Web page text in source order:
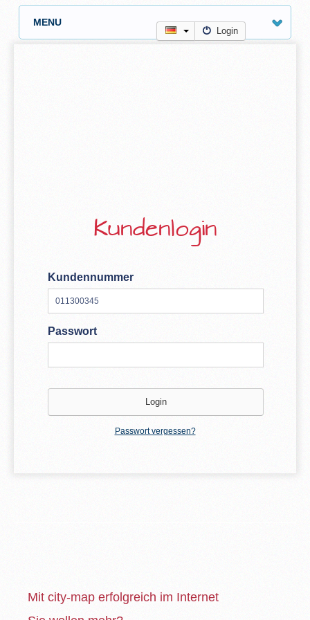
MENU
Login
Kundenlogin
Kundennummer
Passwort
Passwort vergessen?
Mit city-map erfolgreich im Internet